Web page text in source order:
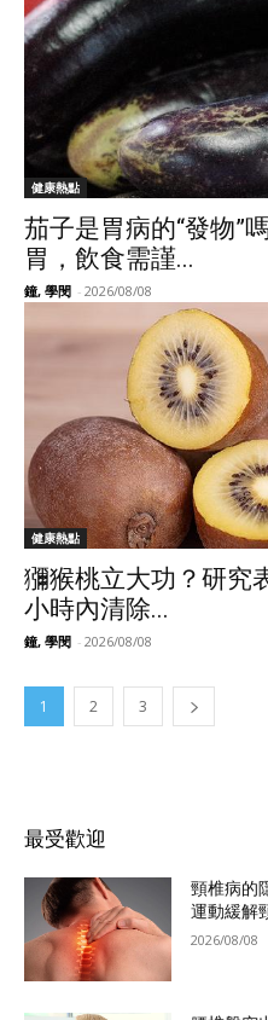
健康熱點
茄子是胃病的“發物”
胃，飲食需謹...
鐘, 學閔 - 2026/08/08
健康熱點
獼猴桃立大功？研究
小時內清除...
鐘, 學閔 - 2026/08/08
1 2 3
最受歡迎
頸椎病的
運動緩解
2026/08/08